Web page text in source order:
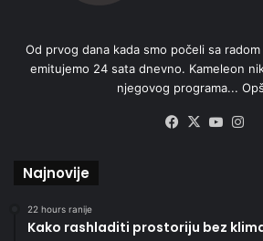
Od prvog dana kada smo počeli sa
emitujemo 24 sata dnevno. Kameleon
njegovog programa...
Facebook
X
Najnovije
22 hours ranije
Kako rashladiti prostoriju bez